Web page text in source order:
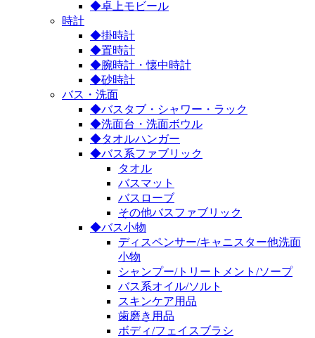
◆卓上モビール
時計
◆掛時計
◆置時計
◆腕時計・懐中時計
◆砂時計
バス・洗面
◆バスタブ・シャワー・ラック
◆洗面台・洗面ボウル
◆タオルハンガー
◆バス系ファブリック
タオル
バスマット
バスローブ
その他バスファブリック
◆バス小物
ディスペンサー/キャニスター他洗面
小物
シャンプー/トリートメント/ソープ
バス系オイル/ソルト
スキンケア用品
歯磨き用品
ボディ/フェイスブラシ